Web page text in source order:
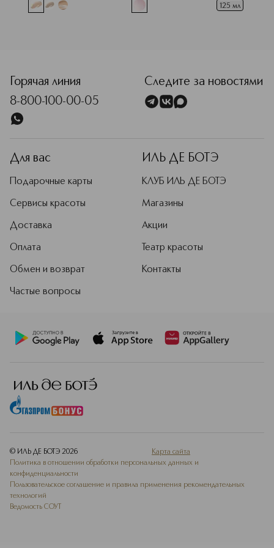
125 мл
Горячая линия
8-800-100-00-05
Следите за новостями
Для вас
Подарочные карты
Сервисы красоты
Доставка
Оплата
Обмен и возврат
Частые вопросы
ИЛЬ ДЕ БОТЭ
КЛУБ ИЛЬ ДЕ БОТЭ
Магазины
Акции
Театр красоты
Контакты
© ИЛЬ ДЕ БОТЭ 2026
Карта сайта
Политика в отношении обработки персональных данных и
конфиденциальности
Пользовательское соглашение и правила применения рекомендательных
технологий
Ведомость СОУТ